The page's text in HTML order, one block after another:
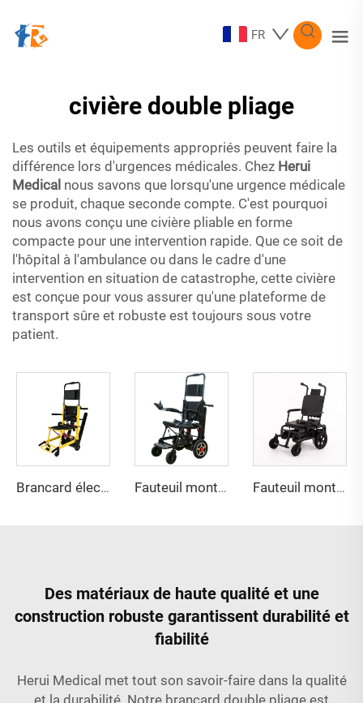
FR
civière double pliage
Les outils et équipements appropriés peuvent faire la
différence lors d'urgences médicales. Chez Herui
Medical nous savons que lorsqu'une urgence médicale
se produit, chaque seconde compte. C'est pourquoi
nous avons conçu une civière pliable en forme
compacte pour une intervention rapide. Que ce soit de
l'hôpital à l'ambulance ou dans le cadre d'une
intervention en situation de catastrophe, cette civière
est conçue pour vous assurer qu'une plateforme de
transport sûre et robuste est toujours sous votre
patient.
Brancard électrique pour escaliers YHR-LD01 Fauteuil monte-escalier 2en1 YHR-LD04 Fauteuil monte-escalier électrique YHR-LD05
Des matériaux de haute qualité et une
construction robuste garantissent durabilité et
fiabilité
Herui Medical met tout son savoir-faire dans la qualité
et la durabilité. Notre brancard double pliage est